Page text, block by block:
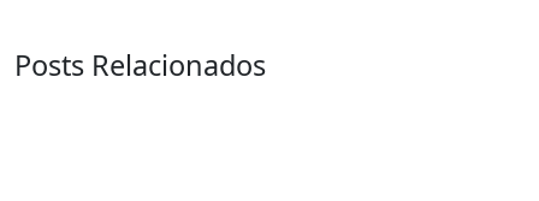
Posts Relacionados